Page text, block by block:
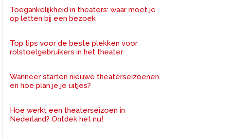
Toegankelijkheid in theaters: waar moet je
op letten bij een bezoek
Top tips voor de beste plekken voor
rolstoelgebruikers in het theater
Wanneer starten nieuwe theaterseizoenen
en hoe plan je je uitjes?
Hoe werkt een theaterseizoen in
Nederland? Ontdek het nu!